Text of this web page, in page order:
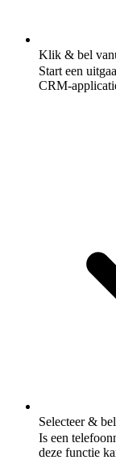
Klik & bel
Start een
CRM-
Selecteer &
Is een
deze functie